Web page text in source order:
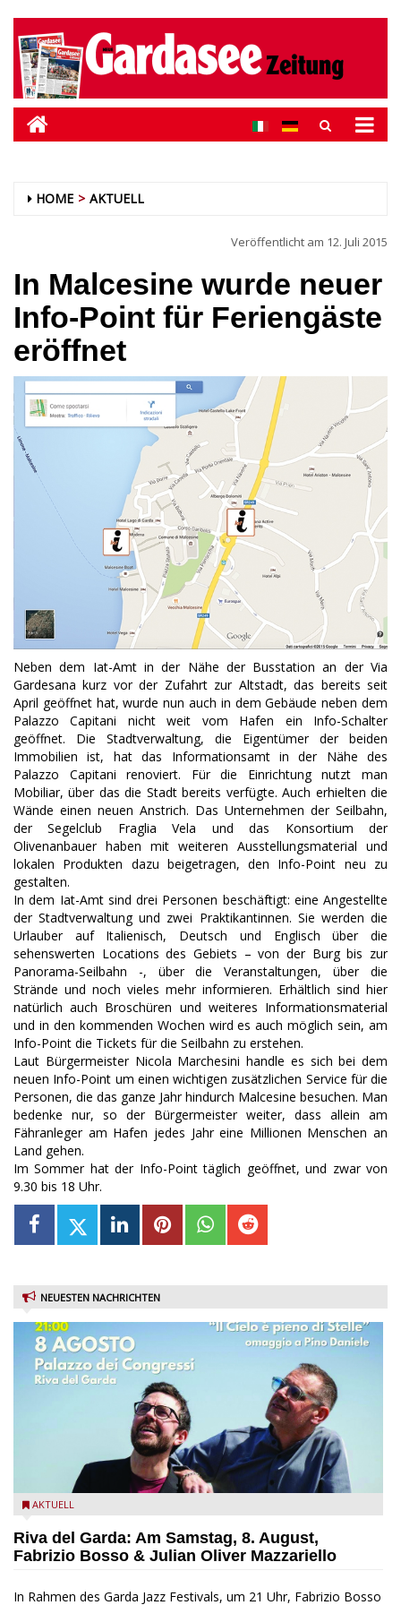
HOME AKTUELL
Veröffentlicht am 12. Juli 2015
In Malcesine wurde neuer
Info-Point für Feriengäste
eröffnet
Neben dem Iat-Amt in der Nähe der Busstation an der Via
Gardesana kurz vor der Zufahrt zur Altstadt, das bereits seit
April geöffnet hat, wurde nun auch in dem Gebäude neben dem
Palazzo Capitani nicht weit vom Hafen ein Info-Schalter
geöffnet. Die Stadtverwaltung, die Eigentümer der beiden
Immobilien ist, hat das Informationsamt in der Nähe des
Palazzo Capitani renoviert. Für die Einrichtung nutzt man
Mobiliar, über das die Stadt bereits verfügte. Auch erhielten die
Wände einen neuen Anstrich. Das Unternehmen der Seilbahn,
der Segelclub Fraglia Vela und das Konsortium der
Olivenanbauer haben mit weiteren Ausstellungsmaterial und
lokalen Produkten dazu beigetragen, den Info-Point neu zu
gestalten.
In dem Iat-Amt sind drei Personen beschäftigt: eine Angestellte
der Stadtverwaltung und zwei Praktikantinnen. Sie werden die
Urlauber auf Italienisch, Deutsch und Englisch über die
sehenswerten Locations des Gebiets – von der Burg bis zur
Panorama-Seilbahn -, über die Veranstaltungen, über die
Strände und noch vieles mehr informieren. Erhältlich sind hier
natürlich auch Broschüren und weiteres Informationsmaterial
und in den kommenden Wochen wird es auch möglich sein, am
Info-Point die Tickets für die Seilbahn zu erstehen.
Laut Bürgermeister Nicola Marchesini handle es sich bei dem
neuen Info-Point um einen wichtigen zusätzlichen Service für die
Personen, die das ganze Jahr hindurch Malcesine besuchen. Man
bedenke nur, so der Bürgermeister weiter, dass allein am
Fähranleger am Hafen jedes Jahr eine Millionen Menschen an
Land gehen.
Im Sommer hat der Info-Point täglich geöffnet, und zwar von
9.30 bis 18 Uhr.
NEUESTEN NACHRICHTEN
Fabrizio Bosso & Julian Oliver Mazzariello zu Gast beim Garda
AKTUELL
Riva del Garda: Am Samstag, 8. August,
Fabrizio Bosso & Julian Oliver Mazzariello
In Rahmen des Garda Jazz Festivals, um 21 Uhr, Fabrizio Bosso